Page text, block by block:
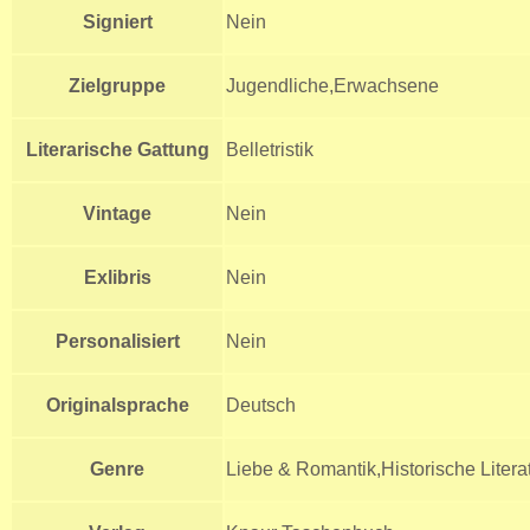
Signiert Nein
Zielgruppe Jugendliche,Erwachsene
Literarische Gattung Belletristik
Vintage Nein
Exlibris Nein
Personalisiert Nein
Originalsprache Deutsch
Genre Liebe & Romantik,Historische